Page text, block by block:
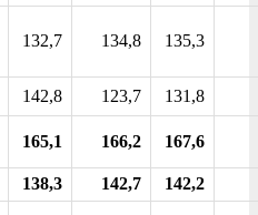
132,7 134,8 135,3
142,8 123,7
131,8
165,1 166,2 167,6
138,3 142,7
142,2